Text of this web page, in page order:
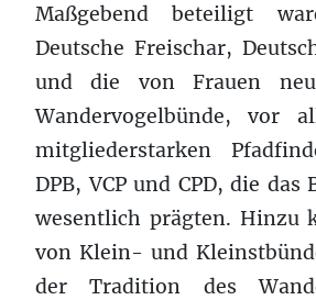
Maßgebend beteiligt
Deutsche Freischar,
und die von Frauen neu
Wandervogelbünde, vor
mitgliederstarken
DPB, VCP und CPD, die das
wesentlich prägten. Hinzu
von Klein- und
der Tradition des